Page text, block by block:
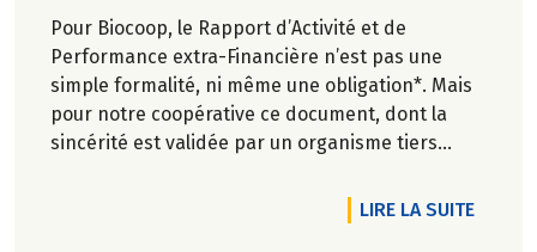
Pour Biocoop, le Rapport d’Activité et de
Performance extra-Financière n’est pas une
simple formalité, ni même une obligation*. Mais
pour notre coopérative ce document, dont la
sincérité est validée par un organisme tiers
vis de l'ensemble de nos parties prenantes
(Paysan.ne.s Associé.e.s, magasins...) et de nos
LIRE LA SUITEDE